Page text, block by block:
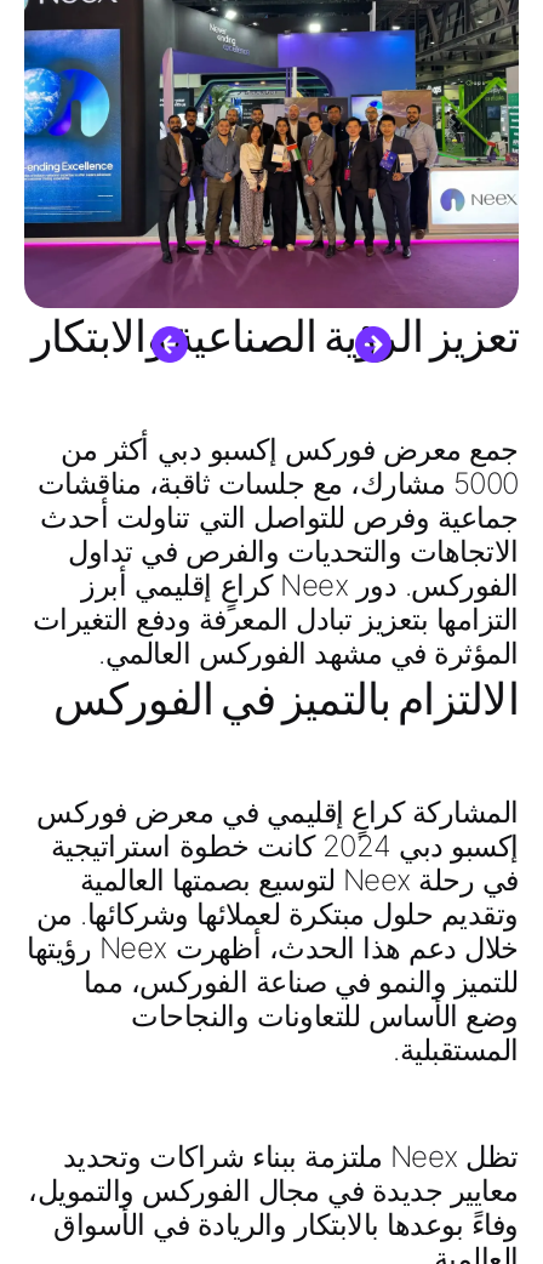
تعزيز الرؤية الصناعية والابتكار
جمع معرض فوركس إكسبو دبي أكثر من
5000 مشارك، مع جلسات ثاقبة، مناقشات
جماعية وفرص للتواصل التي تناولت أحدث
الاتجاهات والتحديات والفرص في تداول
الفوركس. دور Neex كراعٍ إقليمي أبرز
التزامها بتعزيز تبادل المعرفة ودفع التغيرات
المؤثرة في مشهد الفوركس العالمي.
الالتزام بالتميز في الفوركس
المشاركة كراعٍ إقليمي في معرض فوركس
إكسبو دبي 2024 كانت خطوة استراتيجية
في رحلة Neex لتوسيع بصمتها العالمية
وتقديم حلول مبتكرة لعملائها وشركائها. من
خلال دعم هذا الحدث، أظهرت Neex رؤيتها
للتميز والنمو في صناعة الفوركس، مما
وضع الأساس للتعاونات والنجاحات
المستقبلية.
تظل Neex ملتزمة ببناء شراكات وتحديد
معايير جديدة في مجال الفوركس والتمويل،
وفاءً بوعدها بالابتكار والريادة في الأسواق